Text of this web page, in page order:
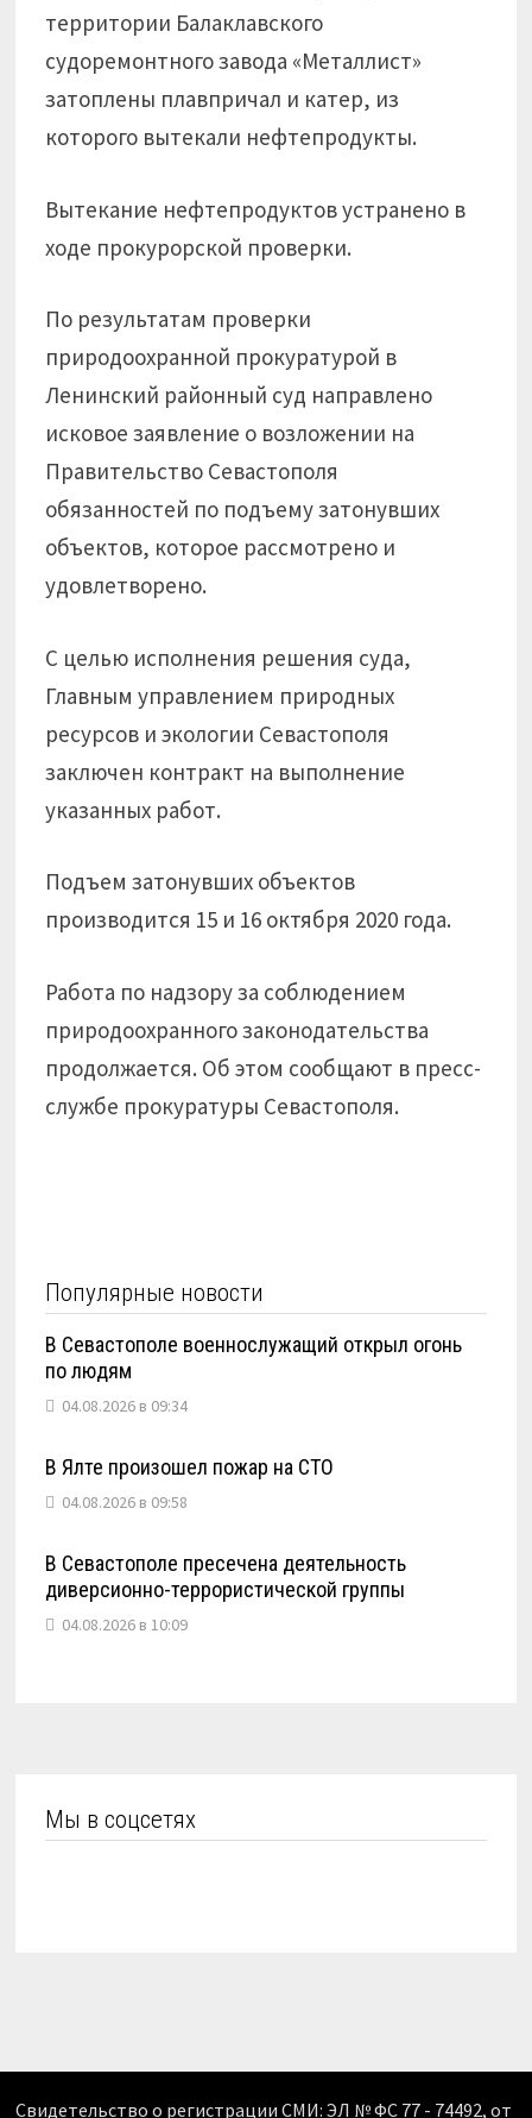
территории Балаклавского
судоремонтного завода «Металлист»
затоплены плавпричал и катер, из
которого вытекали нефтепродукты.
Вытекание нефтепродуктов устранено в
ходе прокурорской проверки.
По результатам проверки
природоохранной прокуратурой в
Ленинский районный суд направлено
исковое заявление о возложении на
Правительство Севастополя
обязанностей по подъему затонувших
объектов, которое рассмотрено и
удовлетворено.
С целью исполнения решения суда,
Главным управлением природных
ресурсов и экологии Севастополя
заключен контракт на выполнение
указанных работ.
Подъем затонувших объектов
производится 15 и 16 октября 2020 года.
Работа по надзору за соблюдением
природоохранного законодательства
продолжается. Об этом сообщают в пресс-
службе прокуратуры Севастополя.
Популярные новости
В Севастополе военнослужащий открыл огонь
по людям
04.08.2026 в 09:34
В Ялте произошел пожар на СТО
04.08.2026 в 09:58
В Севастополе пресечена деятельность
диверсионно-террористической группы
04.08.2026 в 10:09
Мы в соцсетях
Свидетельство о регистрации СМИ: ЭЛ № ФС 77 - 74492, от